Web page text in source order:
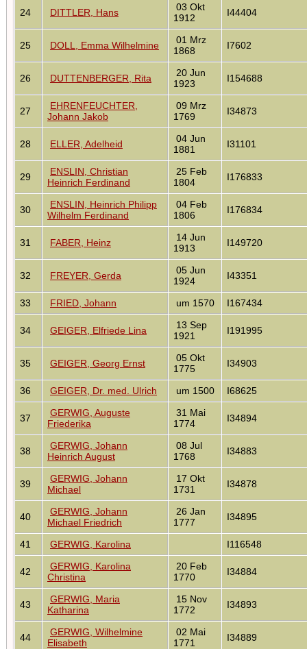
24 DITTLER, Hans
03 Okt
1912
I44404
25 DOLL, Emma Wilhelmine
01 Mrz
1868
I7602
26 DUTTENBERGER, Rita
20 Jun
1923
I154688
27
EHRENFEUCHTER,
Johann Jakob
09 Mrz
1769
I34873
28 ELLER, Adelheid
04 Jun
1881
I31101
29
ENSLIN, Christian
Heinrich Ferdinand
25 Feb
1804
I176833
30
ENSLIN, Heinrich Philipp
Wilhelm Ferdinand
04 Feb
1806
I176834
31 FABER, Heinz
14 Jun
1913
I149720
32 FREYER, Gerda
05 Jun
1924
I43351
33 FRIED, Johann um 1570 I167434
34 GEIGER, Elfriede Lina
13 Sep
1921
I191995
35 GEIGER, Georg Ernst
05 Okt
1775
I34903
36 GEIGER, Dr. med. Ulrich um 1500 I68625
37
GERWIG, Auguste
Friederika
31 Mai
1774
I34894
38
GERWIG, Johann
Heinrich August
08 Jul
1768
I34883
39
GERWIG, Johann
Michael
17 Okt
1731
I34878
40
GERWIG, Johann
Michael Friedrich
26 Jan
1777
I34895
41 GERWIG, Karolina I116548
42
GERWIG, Karolina
Christina
20 Feb
1770
I34884
43
GERWIG, Maria
Katharina
15 Nov
1772
I34893
44
GERWIG, Wilhelmine
Elisabeth
02 Mai
1771
I34889